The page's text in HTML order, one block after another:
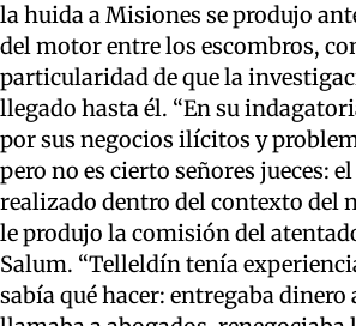
la huida a Misiones se produjo
del motor entre los escombros,
particularidad de que la
llegado hasta él. “En su
por sus negocios ilícitos y
pero no es cierto señores jueces:
realizado dentro del contexto del
le produjo la comisión del
Salum. “Telleldín tenía
sabía qué hacer: entregaba dinero